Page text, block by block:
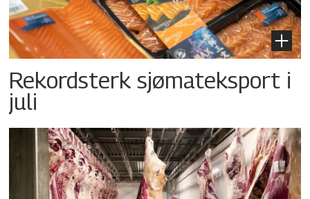
Rekordsterk sjømateksport i
juli